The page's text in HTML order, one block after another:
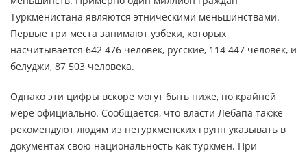
Туркменистана являются этническими меньшинствами.
Первые три места занимают узбеки, которых
насчитывается 642 476 человек, русские, 114 447 человек, и
белуджи, 87 503 человека.
Однако эти цифры вскоре могут быть ниже, по крайней
мере официально. Сообщается, что власти Лебапа также
рекомендуют людям из нетуркменских групп указывать в
документах свою национальность как туркмен. При